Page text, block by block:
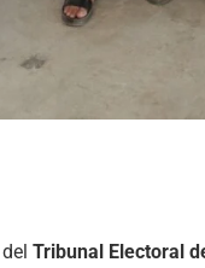
del Tribunal Electoral